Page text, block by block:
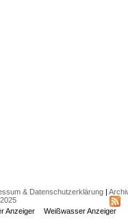
& Datenschutzerklärung|
Anzeiger
Weißwasser Anzeiger